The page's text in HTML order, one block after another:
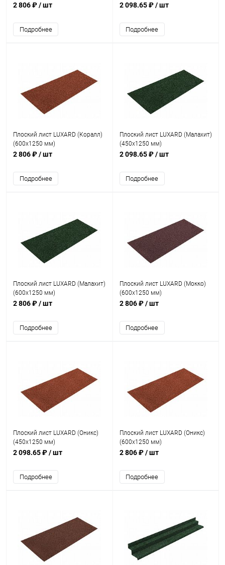
2 806 ₽/ шт
Подробнее
2 098.65 ₽/ шт
Подробнее
Плоский лист LUXARD (Коралл)
(600х1250 мм)
2 806 ₽/ шт
Подробнее
Плоский лист LUXARD (Малахит)
(450х1250 мм)
2 098.65 ₽/ шт
Подробнее
Плоский лист LUXARD (Малахит)
(600х1250 мм)
2 806 ₽/ шт
Подробнее
Плоский лист LUXARD (Мокко)
(600х1250 мм)
2 806 ₽/ шт
Подробнее
Плоский лист LUXARD (Оникс)
(450х1250 мм)
2 098.65 ₽/ шт
Подробнее
Плоский лист LUXARD (Оникс)
(600х1250 мм)
2 806 ₽/ шт
Подробнее